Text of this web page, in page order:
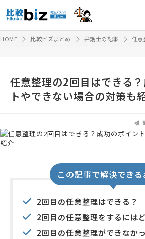
HOME 比較ビズまとめ 弁護士の記事 任意
任意整理の2回目はできる
トやできない場合の対策も
この記事で解決でき
2回目の任意整理はできる？
2回目の任意整理をするには
2回目の任意整理ができなか